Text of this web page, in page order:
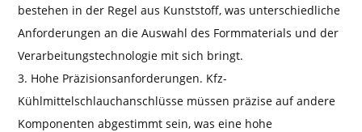
bestehen in der Regel aus Kunststoff, was unterschiedliche
Anforderungen an die Auswahl des Formmaterials und der
Verarbeitungstechnologie mit sich bringt.
3. Hohe Präzisionsanforderungen. Kfz-
Kühlmittelschlauchanschlüsse müssen präzise auf andere
Komponenten abgestimmt sein, was eine hohe